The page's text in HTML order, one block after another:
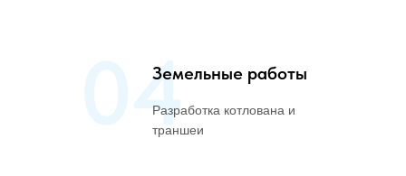
04
Земельные работы
Разработка котлована и
траншеи